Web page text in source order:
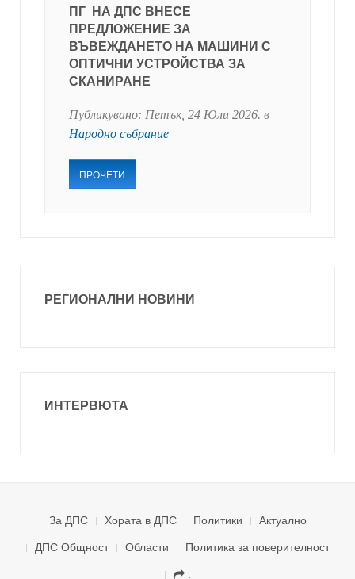
ПГ НА ДПС ВНЕСЕ
ПРЕДЛОЖЕНИЕ ЗА
ВЪВЕЖДАНЕТО НА МАШИНИ С
ОПТИЧНИ УСТРОЙСТВА ЗА
СКАНИРАНЕ
Публикувано: Петък, 24 Юли 2026. в
Народно събрание
ПРОЧЕТИ
РЕГИОНАЛНИ НОВИНИ
ИНТЕРВЮТА
За ДПС Хората в ДПС Политики
Актуално
ДПС Общност
Области
Политика за поверителност
.